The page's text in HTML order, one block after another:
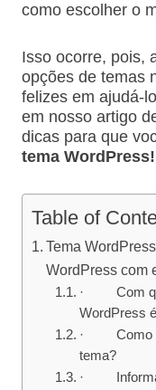
como escolher o
Isso ocorre, pois,
opções de temas
felizes em ajudá-
em nosso artigo
dicas para que
tema WordPress!
Table of
Tema
WordPress com
· Com que
WordPress
· Como é
tema?
·